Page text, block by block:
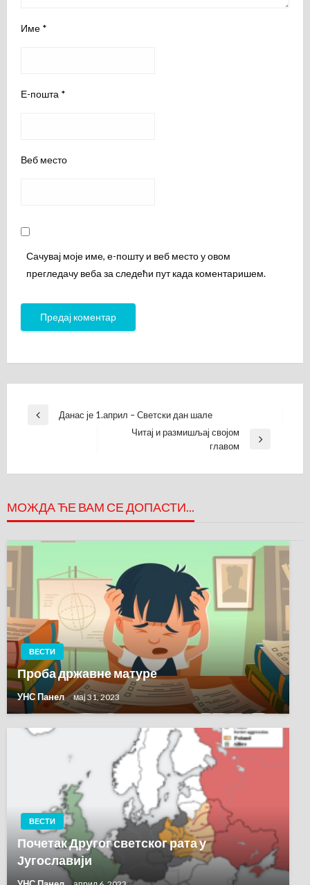
Име *
Е-пошта *
Веб место
Сачувај моје име, е-пошту и веб место у овом
прегледачу веба за следећи пут када коментаришем.
Кретање
Previous
Данас је 1.април – Светски дан шале
Читај и размишљај својом
главом
МОЖДА ЋЕ ВАМ СЕ ДОПАСТИ...
ВЕСТИ
Проба државне матуре
УНС Панел мај 31, 2023
ВЕСТИ
Почетак Другог светског рата у
Југославији